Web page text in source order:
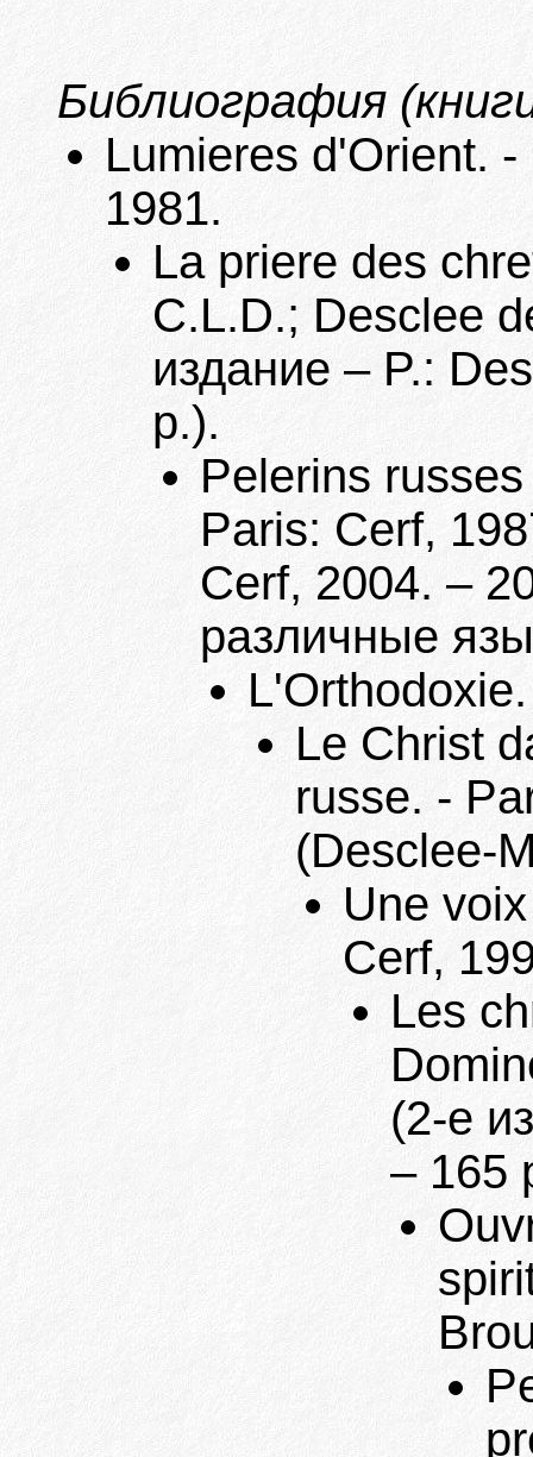
Библиография
Lumieres d'Orient.
1981.
La priere des
C.L.D.; Desclee
издание – P.:
p.).
Pelerins
Paris: Cerf,
Cerf, 2004. –
различные
Le Christ
russe. -
(Desclee-
Une
Cerf,
Les
(2-е
– 165